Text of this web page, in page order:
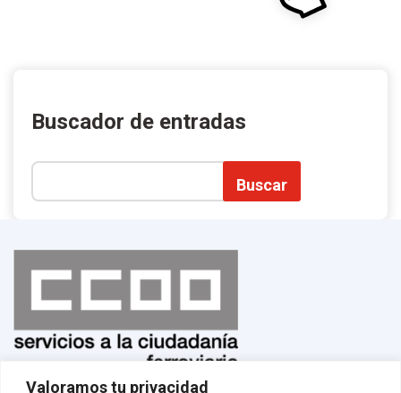
Valoramos tu privacidad
Buscador de entradas
Buscar